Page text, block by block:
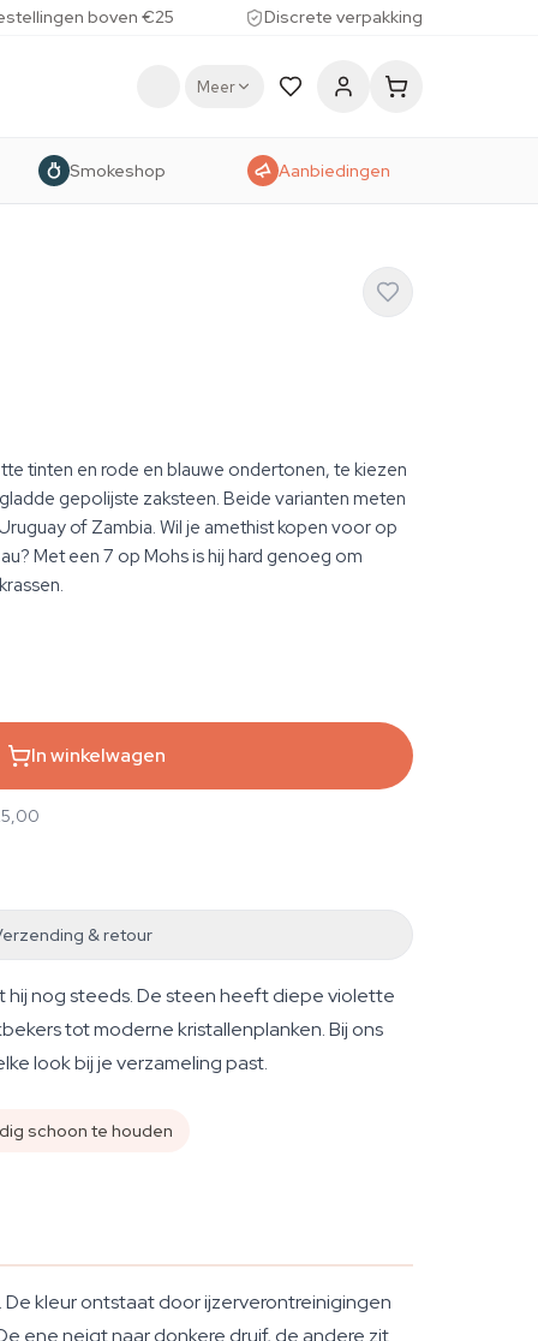
boven €25 Discrete verpakking
Meer
Smokeshop Aanbiedingen
tinten en rode en blauwe ondertonen, te kiezen
gepolijste zaksteen. Beide varianten meten
of Zambia. Wil je amethist kopen voor op
Met een 7 op Mohs is hij hard genoeg om
In winkelwagen
& retour
hij nog steeds. De steen heeft diepe violette
tot moderne kristallenplanken. Bij ons
look bij je verzameling past.
schoon te houden
De kleur ontstaat door ijzerverontreinigingen
ene neigt naar donkere druif, de andere zit